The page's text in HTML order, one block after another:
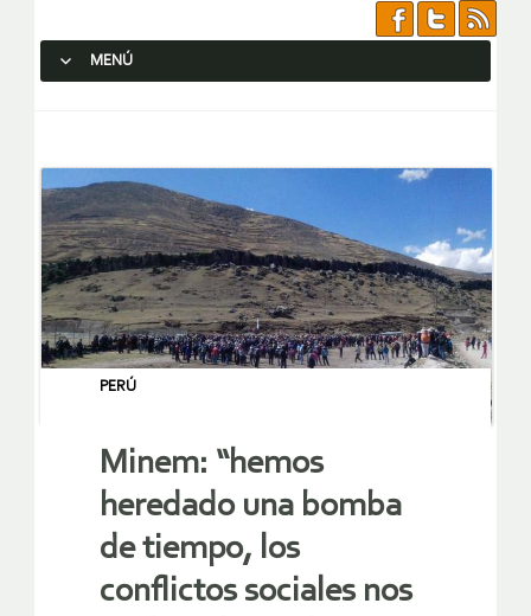
MENÚ
PERÚ
Minem: “hemos
heredado una bomba
de tiempo, los
conflictos sociales nos